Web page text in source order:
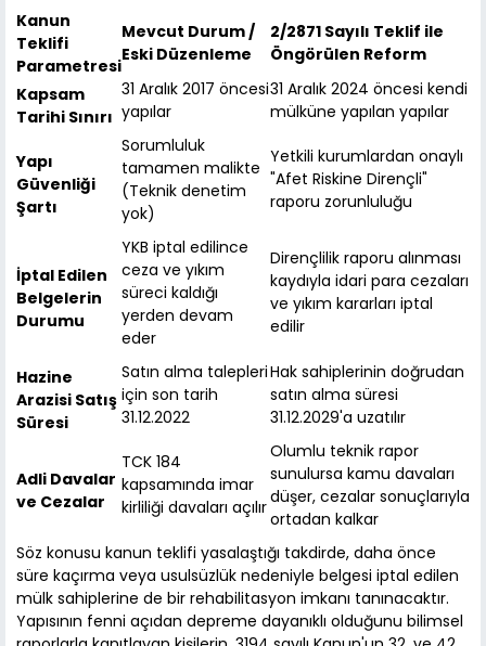
Kanun
Teklifi
Parametresi
Mevcut Durum /
Eski Düzenleme
2/2871 Sayılı Teklif ile
Öngörülen Reform
Kapsam
Tarihi Sınırı
31 Aralık 2017 öncesi
yapılar
31 Aralık 2024 öncesi kendi
mülküne yapılan yapılar
Yapı
Güvenliği
Şartı
Sorumluluk
tamamen malikte
(Teknik denetim
yok)
Yetkili kurumlardan onaylı
"Afet Riskine Dirençli"
raporu zorunluluğu
İptal Edilen
Belgelerin
Durumu
YKB iptal edilince
ceza ve yıkım
süreci kaldığı
yerden devam
eder
Dirençlilik raporu alınması
kaydıyla idari para cezaları
ve yıkım kararları iptal
edilir
Hazine
Arazisi Satış
Süresi
Satın alma talepleri
için son tarih
31.12.2022
Hak sahiplerinin doğrudan
satın alma süresi
31.12.2029'a uzatılır
Adli Davalar
ve Cezalar
TCK 184
kapsamında imar
kirliliği davaları açılır
Olumlu teknik rapor
sunulursa kamu davaları
düşer, cezalar sonuçlarıyla
ortadan kalkar
Söz konusu kanun teklifi yasalaştığı takdirde, daha önce
süre kaçırma veya usulsüzlük nedeniyle belgesi iptal edilen
mülk sahiplerine de bir rehabilitasyon imkanı tanınacaktır.
Yapısının fenni açıdan depreme dayanıklı olduğunu bilimsel